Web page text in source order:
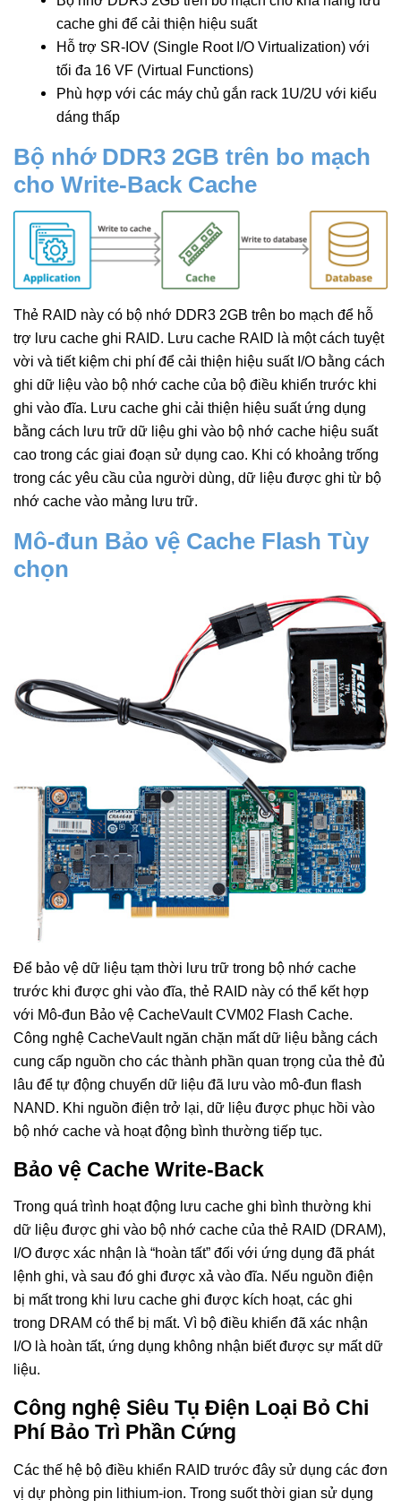
cache ghi để cải thiện hiệu suất
Hỗ trợ SR-IOV (Single Root I/O Virtualization) với
tối đa 16 VF (Virtual Functions)
Phù hợp với các máy chủ gắn rack 1U/2U với kiểu
dáng thấp
Bộ nhớ DDR3 2GB trên bo mạch
cho Write-Back Cache
Thẻ RAID này có bộ nhớ DDR3 2GB trên bo mạch để hỗ
trợ lưu cache ghi RAID. Lưu cache RAID là một cách tuyệt
vời và tiết kiệm chi phí để cải thiện hiệu suất I/O bằng cách
ghi dữ liệu vào bộ nhớ cache của bộ điều khiển trước khi
ghi vào đĩa. Lưu cache ghi cải thiện hiệu suất ứng dụng
bằng cách lưu trữ dữ liệu ghi vào bộ nhớ cache hiệu suất
cao trong các giai đoạn sử dụng cao. Khi có khoảng trống
trong các yêu cầu của người dùng, dữ liệu được ghi từ bộ
nhớ cache vào mảng lưu trữ.
Mô-đun Bảo vệ Cache Flash Tùy
chọn
Để bảo vệ dữ liệu tạm thời lưu trữ trong bộ nhớ cache
trước khi được ghi vào đĩa, thẻ RAID này có thể kết hợp
với Mô-đun Bảo vệ CacheVault CVM02 Flash Cache.
Công nghệ CacheVault ngăn chặn mất dữ liệu bằng cách
cung cấp nguồn cho các thành phần quan trọng của thẻ đủ
lâu để tự động chuyển dữ liệu đã lưu vào mô-đun flash
NAND. Khi nguồn điện trở lại, dữ liệu được phục hồi vào
bộ nhớ cache và hoạt động bình thường tiếp tục.
Bảo vệ Cache Write-Back
Trong quá trình hoạt động lưu cache ghi bình thường khi
dữ liệu được ghi vào bộ nhớ cache của thẻ RAID (DRAM),
I/O được xác nhận là “hoàn tất” đối với ứng dụng đã phát
lệnh ghi, và sau đó ghi được xả vào đĩa. Nếu nguồn điện
bị mất trong khi lưu cache ghi được kích hoạt, các ghi
trong DRAM có thể bị mất. Vì bộ điều khiển đã xác nhận
I/O là hoàn tất, ứng dụng không nhận biết được sự mất dữ
liệu.
Công nghệ Siêu Tụ Điện Loại Bỏ Chi
Phí Bảo Trì Phần Cứng
Các thế hệ bộ điều khiển RAID trước đây sử dụng các đơn
vị dự phòng pin lithium-ion. Trong suốt thời gian sử dụng